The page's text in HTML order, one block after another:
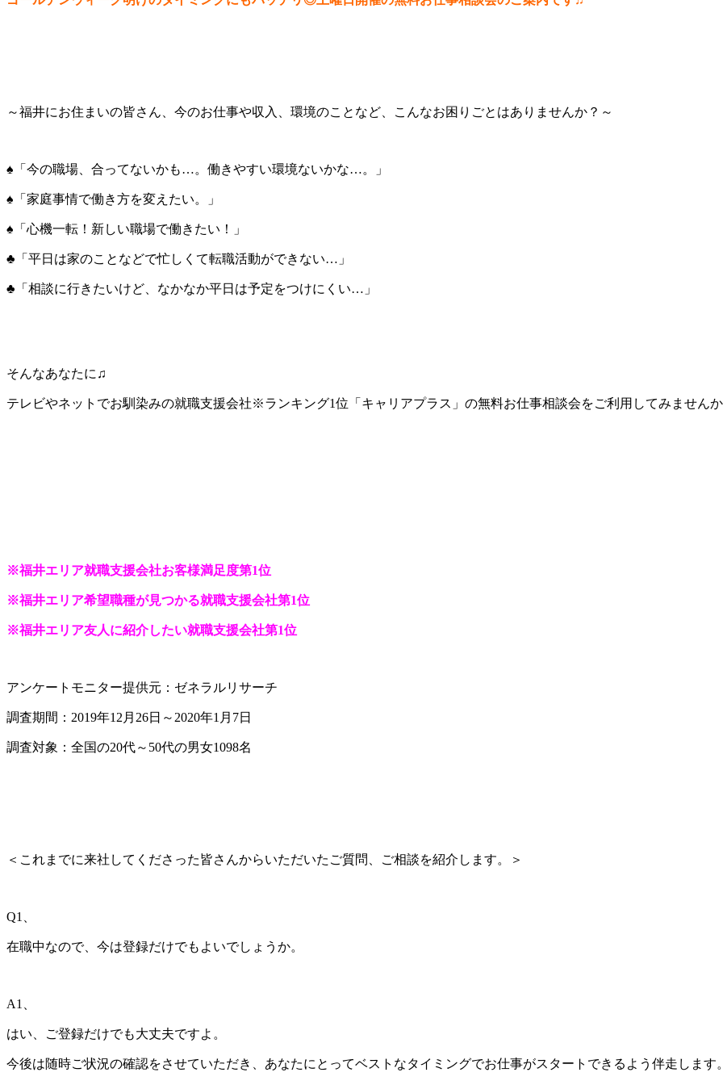
～福井にお住まいの皆さん、今のお仕事や収入、環境のことなど、こんなお困りごとはありませんか？～
♠「今の職場、合ってないかも…。働きやすい環境ないかな…。」
♠「家庭事情で働き方を変えたい。」
♠「心機一転！新しい職場で働きたい！」
♣「平日は家のことなどで忙しくて転職活動ができない…」
♣「相談に行きたいけど、なかなか平日は予定をつけにくい…」
そんなあなたに♫
テレビやネットでお馴染みの就職支援会社※ランキング1位「キャリアプラス」の無料お仕事相談会をご利用してみません
※福井エリア就職支援会社お客様満足度第1位
※福井エリア希望職種が見つかる就職支援会社第1位
※福井エリア友人に紹介したい就職支援会社第1位
アンケートモニター提供元：ゼネラルリサーチ
調査期間：2019年12月26日～2020年1月7日
調査対象：全国の20代～50代の男女1098名
＜これまでに来社してくださった皆さんからいただいたご質問、ご相談を紹介します。＞
Q1、
在職中なので、今は登録だけでもよいでしょうか。
A1
はい、 ご登録だけでも大丈夫ですよ。
今後は随時ご状況の確認をさせていただき、あなたにとってベストなタイミングでお仕事がスタートできるよう伴走します